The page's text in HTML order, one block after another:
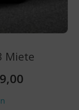
Miete